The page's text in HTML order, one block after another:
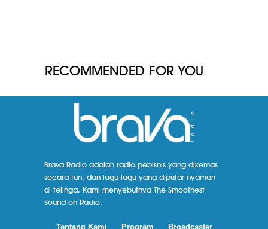
RECOMMENDED FOR YOU
Brava Radio adalah radio pebisnis yang dikemas
secara fun, dan lagu-lagu yang diputar nyaman
di telinga. Kami menyebutnya The Smoothest
Sound on Radio.
Tentang Kami Program Broadcaster